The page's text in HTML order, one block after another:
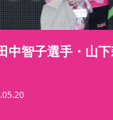
中智子選手・山